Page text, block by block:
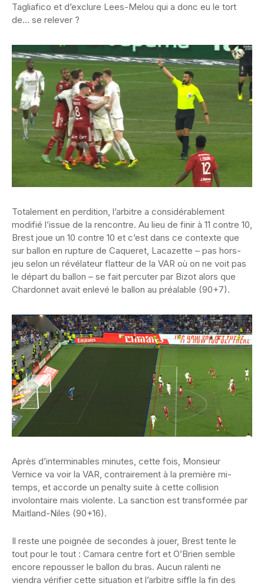
Tagliafico et d’exclure Lees-Melou qui a donc eu le tort
de… se relever ?
Totalement en perdition, l’arbitre a considérablement
modifié l’issue de la rencontre. Au lieu de finir à 11 contre 10,
Brest joue un 10 contre 10 et c’est dans ce contexte que
sur ballon en rupture de Caqueret, Lacazette – pas hors-
jeu selon un révélateur flatteur de la VAR où on ne voit pas
le départ du ballon – se fait percuter par Bizot alors que
Chardonnet avait enlevé le ballon au préalable (90+7).
Après d’interminables minutes, cette fois, Monsieur
Vernice va voir la VAR, contrairement à la première mi-
temps, et accorde un penalty suite à cette collision
involontaire mais violente. La sanction est transformée par
Maitland-Niles (90+16).
Il reste une poignée de secondes à jouer, Brest tente le
tout pour le tout : Camara centre fort et O’Brien semble
encore repousser le ballon du bras. Aucun ralenti ne
viendra vérifier cette situation et l’arbitre siffle la fin des